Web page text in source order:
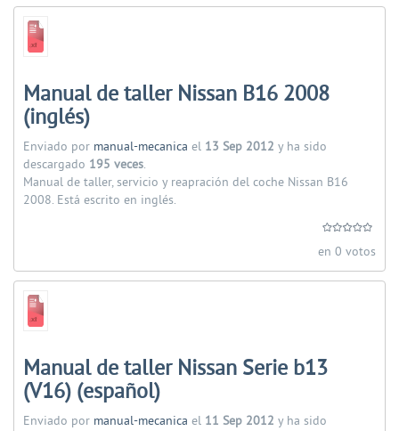
Manual de taller Nissan B16 2008
(inglés)
Enviado por manual-mecanica el 13 Sep 2012 y ha sido
descargado 195 veces.
Manual de taller, servicio y reapración del coche Nissan B16
2008. Está escrito en inglés.
en 0 votos
Manual de taller Nissan Serie b13
(V16) (español)
Enviado por manual-mecanica el 11 Sep 2012 y ha sido